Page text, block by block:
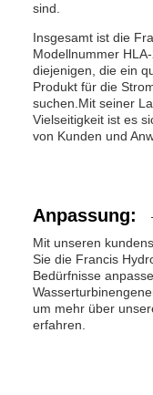
sind.
Insgesamt ist die
Modellnummer
diejenigen, die ein
Produkt für die
suchen.Mit seiner
Vielseitigkeit ist es
von Kunden und
Anpassung:
Mit unseren
Sie die Francis
Bedürfnisse
um mehr über
erfahren.